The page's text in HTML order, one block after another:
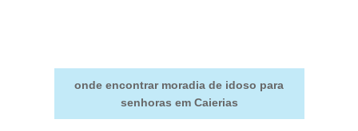
onde encontrar moradia de idoso para
senhoras em Caierias